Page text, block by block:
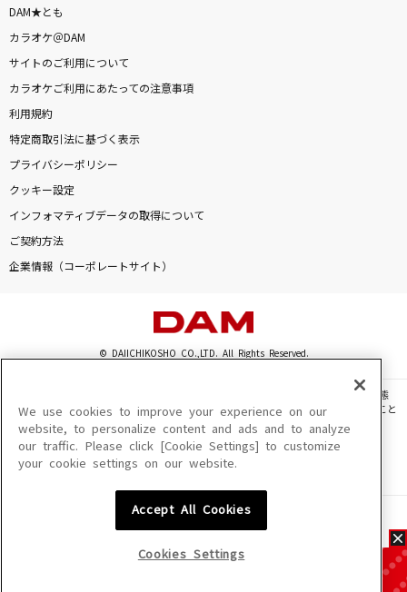
DAM★とも
カラオケ＠DAM
サイトのご利用について
カラオケご利用にあたっての注意事項
利用規約
特定商取引法に基づく表示
プライバシーポリシー
クッキー設定
インフォマティブデータの取得について
ご契約方法
企業情報（コーポレートサイト）
© DAIICHIKOSHO CO.,LTD. All Rights Reserved.
このサイトに掲載されている一切の文章・画像・写真・動画・音声等を、手段や形態
を問わず、著作権法の定める範囲を超えて無断で複製、転載、ファイル化などすること
を禁じます。
楽曲及びコンテンツは、機種によりご利用いただけない場合があります。
楽曲及びコンテンツの配信日、配信内容が変更になる場合があります。
We use cookies to improve your experience on our
website, to personalize content and ads and to analyze
our traffic. Please click [Cookie Settings] to customize
your cookie settings on our website.
Accept All Cookies
Cookies Settings